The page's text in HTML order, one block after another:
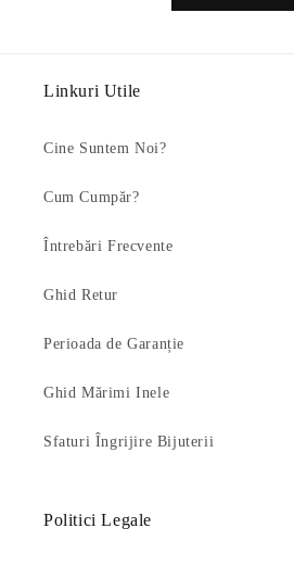
Linkuri Utile
Cine Suntem Noi?
Cum Cumpăr?
Întrebări Frecvente
Ghid Retur
Perioada de Garanție
Ghid Mărimi Inele
Sfaturi Îngrijire Bijuterii
Politici Legale